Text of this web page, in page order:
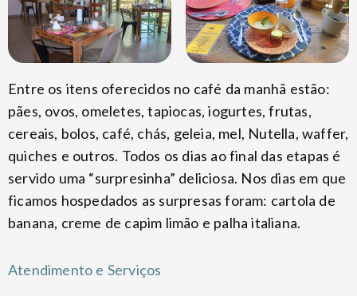
Entre os itens oferecidos no café da manhã estão:
pães, ovos, omeletes, tapiocas, iogurtes, frutas,
cereais, bolos, café, chás, geleia, mel, Nutella, waffer,
quiches e outros. Todos os dias ao final das etapas é
servido uma “surpresinha” deliciosa. Nos dias em que
ficamos hospedados as surpresas foram: cartola de
banana, creme de capim limão e palha italiana.
Atendimento e Serviços